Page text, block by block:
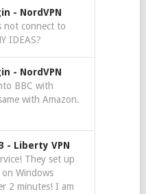
- NordVPN
not connect to
IDEAS?
- NordVPN
BBC with
with Amazon.
- Liberty VPN
They set up
on Windows
2 minutes! I am